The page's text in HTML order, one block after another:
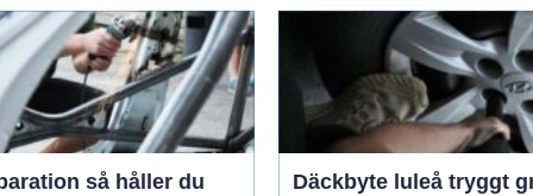
så håller du
Däckbyte luleå tryggt grepp